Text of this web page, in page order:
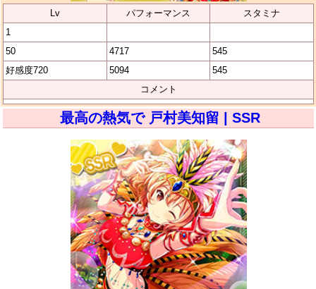
Lv パフォーマンス
スタミナ
1
50
4717
545
好感度720
5094
545
コメント
最高の熱気で 戸村美知留 | SSR